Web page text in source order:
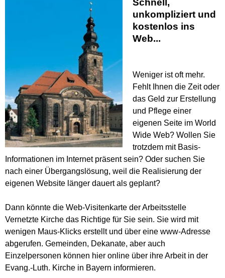
Schnell,
unkompliziert und
kostenlos ins
Web...
Weniger ist oft mehr.
Fehlt Ihnen die Zeit oder
das Geld zur Erstellung
und Pflege einer
eigenen Seite im World
Wide Web? Wollen Sie
trotzdem mit Basis-
Informationen im Internet präsent sein? Oder suchen Sie
nach einer Übergangslösung, weil die Realisierung der
eigenen Website länger dauert als geplant?
Dann könnte die Web-Visitenkarte der Arbeitsstelle
Vernetzte Kirche das Richtige für Sie sein. Sie wird mit
wenigen Maus-Klicks erstellt und über eine www-Adresse
abgerufen. Gemeinden, Dekanate, aber auch
Einzelpersonen können hier online über ihre Arbeit in der
Evang.-Luth. Kirche in Bayern informieren.